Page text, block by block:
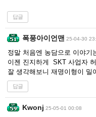
답글
폭풍아이언맨 25-04-30
정말 처음엔 농담으로 이야기
이젠 진지하게 SKT 사업자
잘 생각해보니 재명이형이 밀
답글
Kwonj 25-05-01 00:08